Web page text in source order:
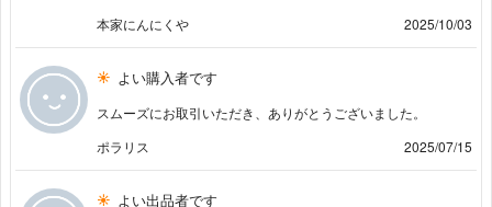
本家にんにくや
2025/10/03
よい購入者です
スムーズにお取引いただき、ありがとうございました。
ポラリス
2025/07/15
よい出品者です